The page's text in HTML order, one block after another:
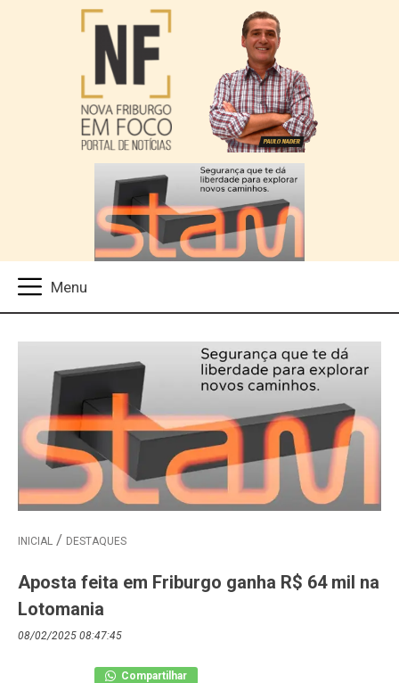
INICIAL DESTAQUES
Aposta feita em Friburgo ganha R$ 64 mil na
Lotomania
08/02/2025 08:47:45
Compartilhar